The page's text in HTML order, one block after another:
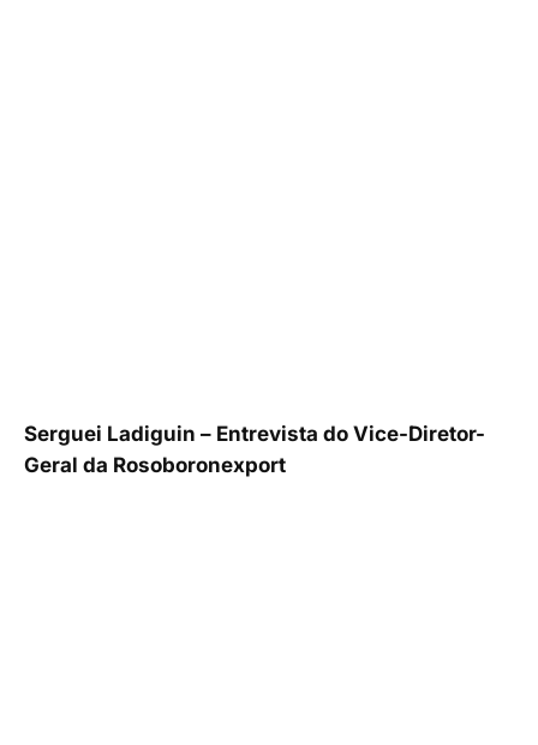
Serguei Ladiguin – Entrevista do Vice-Diretor-
Geral da Rosoboronexport